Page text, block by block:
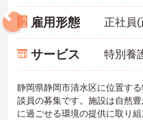
雇用形態 正社員
サービス
静岡県静岡市清水区に位置す
談員の募集です。施設は自然
に過ごせる環境の提供に取り組